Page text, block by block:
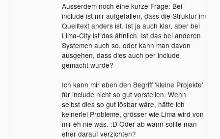
Ausserdem noch eine kurze Frage: Bei
include ist mir aufgefallen, dass die Struktur im
Quelltext anders ist. Ist ja auch klar, aber bei
Lima-City ist das ähnlich. Ist das bei anderen
Systemen auch so, oder kann man davon
ausgehen, dass dies auch per include
gemacht wurde?
Ich kann mir eben den Begriff 'kleine Projekte'
für include nicht so gut vorstellen. Wenn
selbst dies so gut lösbar wäre, hätte ich
keinerlei Probleme, grösser wie Lima wird von
mir eh nie was. :D Oder ab wann sollte man
eher darauf verzichten?